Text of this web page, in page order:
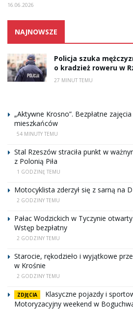
16.06.2026
NAJNOWSZE
Policja szuka
o kradzież roweru w
27 MINUT TEMU
„Aktywne Krosno”. Bezpłatne
mieszkańców
54 MINUTY TEMU
Stal Rzeszów straciła punkt w
z Polonią Piła
1 GODZINĘ TEMU
Motocyklista zderzył się z sarną na
2 GODZINY TEMU
Pałac Wodzickich w Tyczynie
Wstęp bezpłatny
2 GODZINY TEMU
Starocie, rękodzieło i wyjątkowe
w Krośnie
2 GODZINY TEMU
ZDJĘCIA
Klasyczne pojazdy i
Motoryzacyjny weekend w